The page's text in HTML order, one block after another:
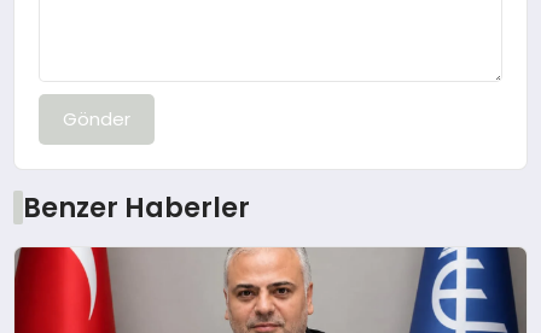
Gönder
Benzer Haberler